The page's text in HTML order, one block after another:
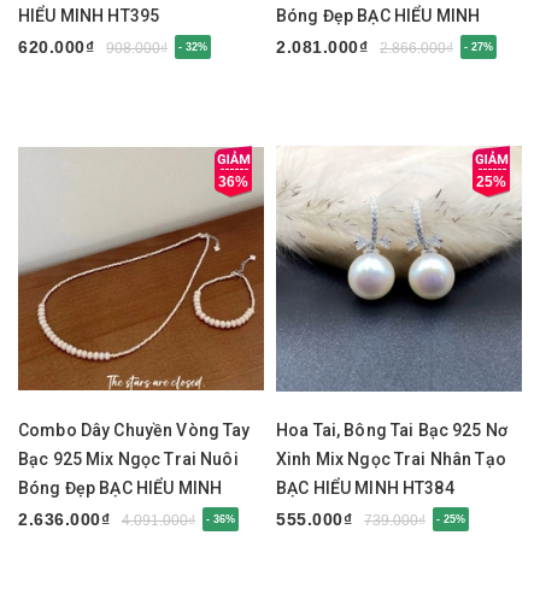
HIỂU MINH HT395
620.000₫
908.000₫ - 32%
Bóng Đẹp BẠC HIỂU MINH
BCB009
2.081.000₫ 2.866.000₫ - 27%
36%
Combo Dây Chuyền Vòng Tay
Bạc 925 Mix Ngọc Trai Nuôi
Bóng Đẹp BẠC HIỂU MINH
BCB008
2.636.000₫ 4.091.000₫ - 36%
25%
Hoa Tai, Bông Tai Bạc 925 Nơ
Xinh Mix Ngọc Trai Nhân Tạo
BẠC HIỂU MINH HT384
555.000₫
739.000₫ - 25%